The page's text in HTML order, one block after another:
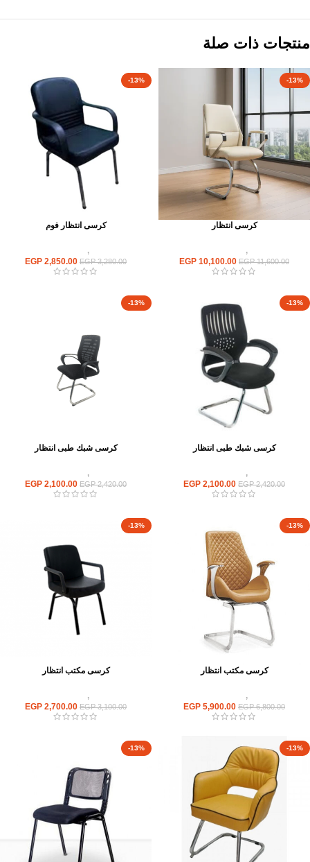
منتجات ذات صلة
-13%
كرسى انتظار
,
EGP11,600.00
EGP 10,100.00
-13%
كرسى انتظار فوم
,
EGP3,280.00
EGP 2,850.00
-13%
كرسى شبك طبى انتظار
,
EGP2,420.00
EGP 2,100.00
-13%
كرسى شبك طبى انتظار
,
EGP2,420.00
EGP 2,100.00
-13%
كرسى مكتب انتظار
,
EGP6,800.00
EGP 5,900.00
-13%
كرسى مكتب انتظار
,
EGP3,100.00
EGP 2,700.00
-13%
-13%